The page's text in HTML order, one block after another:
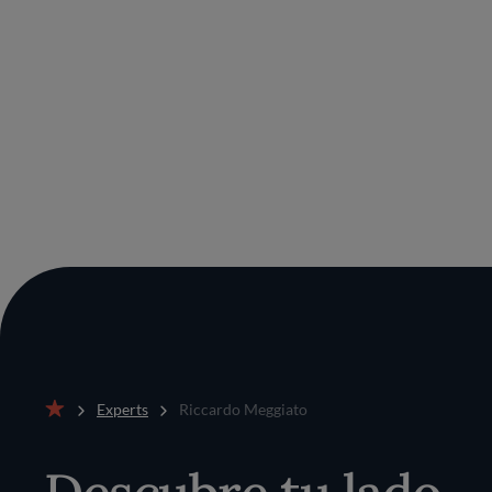
Experts Riccardo Meggiato